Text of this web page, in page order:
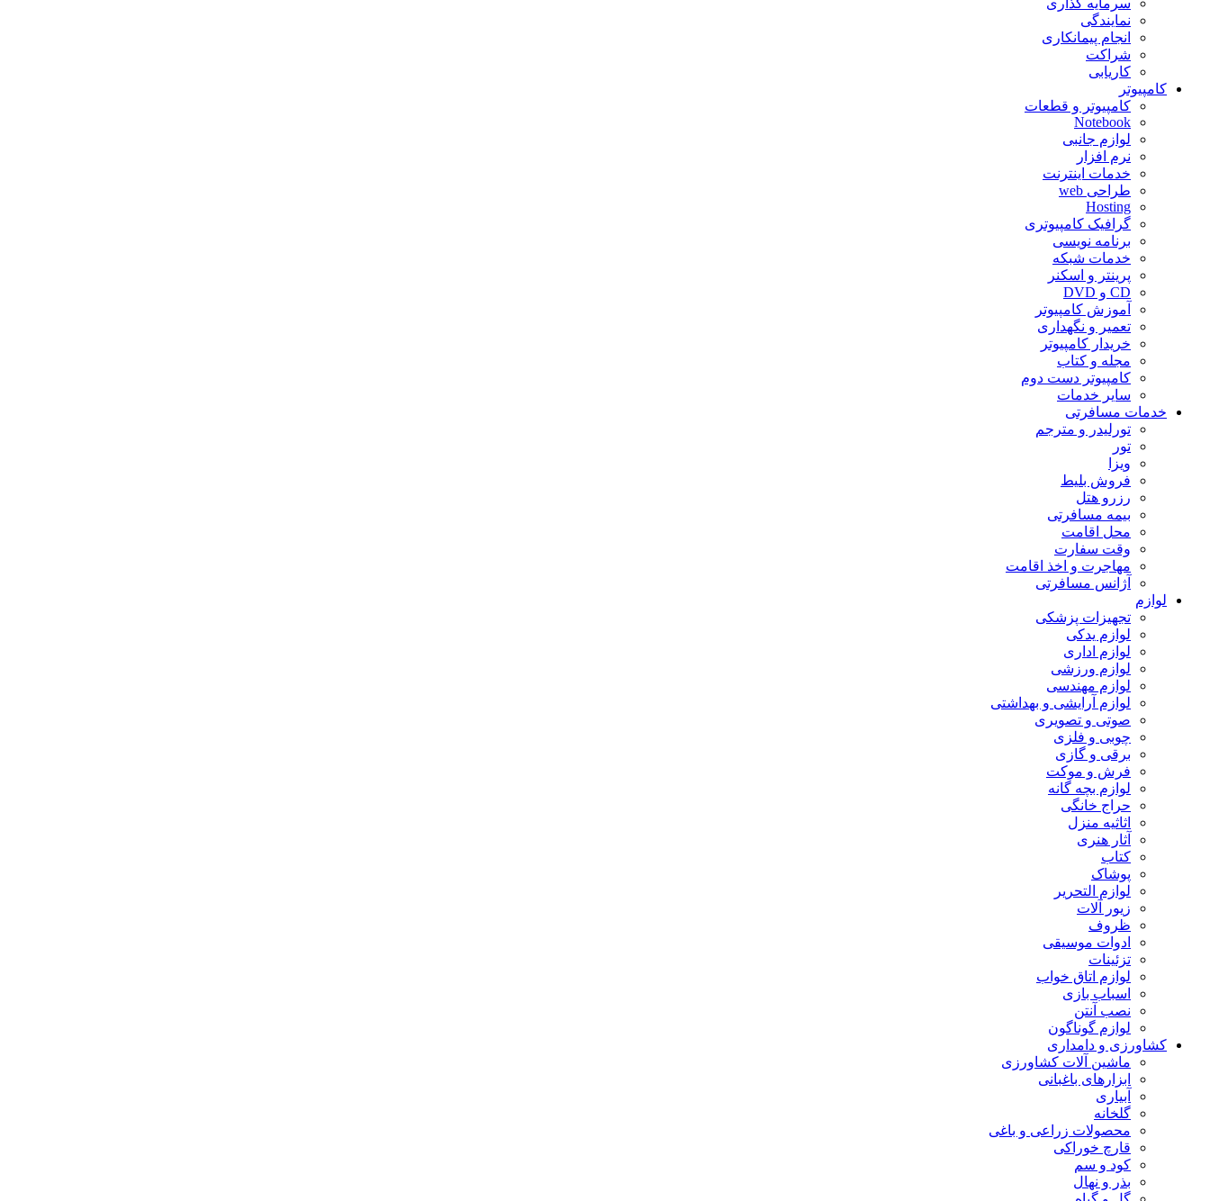
سرمایه گذاری
نمایندگی
انجام پیمانکاری
شراکت
کاریابی
کامپیوتر
کامپیوتر و قطعات
Notebook
لوازم جانبی
نرم افزار
خدمات اینترنت
طراحی web
Hosting
گرافیک کامپیوتری
برنامه نویسی
خدمات شبکه
پرینتر و اسکنر
CD و DVD
آموزش کامپیوتر
تعمیر و نگهداری
خریدار کامپیوتر
مجله و کتاب
کامپیوتر دست دوم
سایر خدمات
خدمات مسافرتی
تورلیدر و مترجم
تور
ویزا
فروش بلیط
رزرو هتل
بیمه مسافرتی
محل اقامت
وقت سفارت
مهاجرت و اخذ اقامت
آژانس مسافرتی
لوازم
تجهیزات پزشکی
لوازم یدکی
لوازم اداری
لوازم ورزشی
لوازم مهندسی
لوازم آرایشی و بهداشتی
صوتی و تصویری
چوبی و فلزی
برقی و گازی
فرش و موکت
لوازم بچه گانه
حراج خانگی
اثاثیه منزل
آثار هنری
کتاب
پوشاک
لوازم التحریر
زیور آلات
ظروف
ادوات موسیقی
تزئینات
لوازم اتاق خواب
اسباب بازی
نصب آنتن
لوازم گوناگون
کشاورزی و دامداری
ماشین آلات کشاورزی
ابزارهای باغبانی
آبیاری
گلخانه
محصولات زراعی و باغی
قارچ خوراکی
کود و سم
بذر و نهال